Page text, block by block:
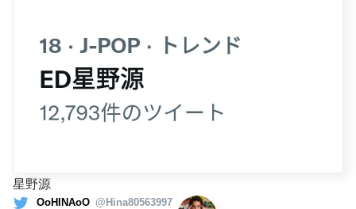
星野源
OoHINAoO @Hina80563997